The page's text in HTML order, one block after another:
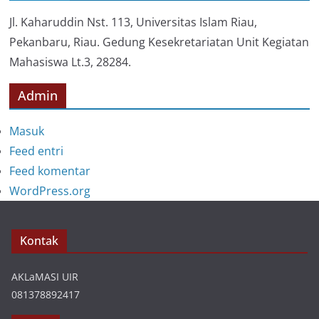
i
Jl. Kaharuddin Nst. 113, Universitas Islam Riau,
Pekanbaru, Riau. Gedung Kesekretariatan Unit Kegiatan
Mahasiswa Lt.3, 28284.
Admin
Masuk
Feed entri
Feed komentar
WordPress.org
Kontak
AKLaMASI UIR
081378892417